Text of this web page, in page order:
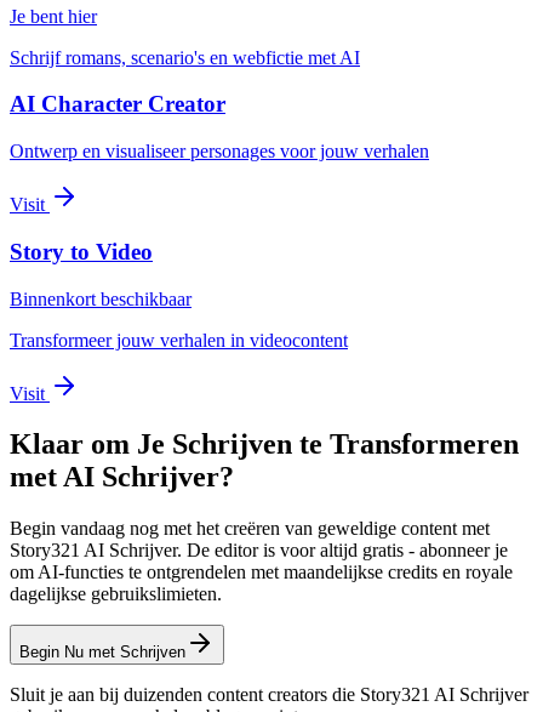
Je bent hier
Schrijf romans, scenario's en webfictie met AI
AI Character Creator
Ontwerp en visualiseer personages voor jouw verhalen
Visit
Story to Video
Binnenkort beschikbaar
Transformeer jouw verhalen in videocontent
Visit
Klaar om Je Schrijven te Transformeren
met AI Schrijver?
Begin vandaag nog met het creëren van geweldige content met
Story321 AI Schrijver. De editor is voor altijd gratis - abonneer je
om AI-functies te ontgrendelen met maandelijkse credits en royale
dagelijkse gebruikslimieten.
Begin Nu met Schrijven
Sluit je aan bij duizenden content creators die Story321 AI Schrijver